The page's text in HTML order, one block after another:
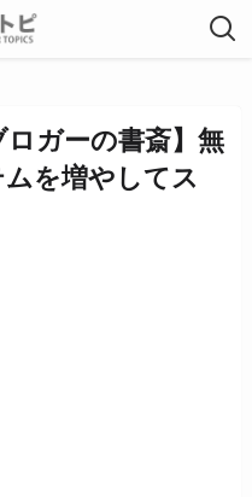
ロガーの書斎】無
を増やしてス